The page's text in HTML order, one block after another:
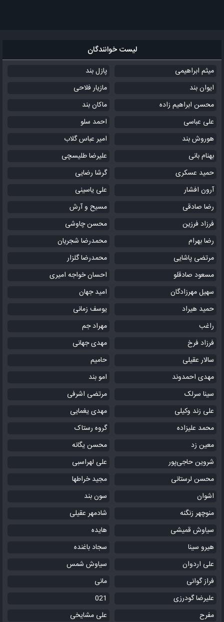
لیست خوانندگان
میثم ابراهیمی
پازل بند
ایوان بند
مازیار فلاحی
محسن ابراهیم زاده
ماکان بند
علی عباسی
احمد سلو
هوروش بند
امیر عباس گلاب
بهنام بانی
علیرضا طلیسچی
حمید عسکری
گرشا رضایی
آرون افشار
علی یاسینی
رضا صادقی
مسیح و آرش
فرزاد فرزین
محسن چاوشی
رضا بهرام
محمدرضا شجریان
مرتضی پاشایی
محمدرضا گلزار
مسعود صادقلو
احسان خواجه امیری
سهیل مهرزادگان
امید جهان
حمید هیراد
یوسف زمانی
راغب
مهراد جم
فرزاد فرخ
مهدی جهانی
سالار عقیلی
حامیم
مهدی احمدوند
امو بند
سینا سرلک
مرتضی اشرفی
علی زند وکیلی
مهدی یغمایی
محمد علیزاده
گروه رستاک
معین زد
محسن یگانه
شروین حاجی‌پور
علی لهراسبی
محسن لرستانی
مجید خراطها
اشوان
سون بند
منوچهر زنگنه
شادمهر عقیلی
سیاوش قمیشی
هایده
هیرو سینا
سجاد باغنده
علی اردوان
سیاوش شمس
فراز گوانی
مانی
علیرضا گودرزی
021
مفرح
علی مشایخی